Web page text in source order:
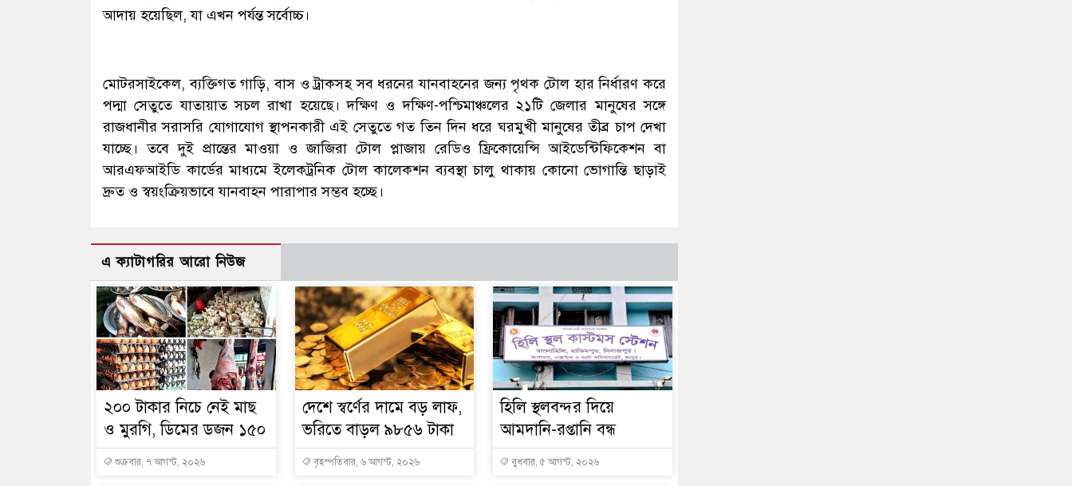
আদায় হয়েছিল, যা এখন পর্যন্ত সর্বোচ্চ।
মোটরসাইকেল, ব্যক্তিগত গাড়ি, বাস ও ট্রাকসহ সব ধরনের যানবাহনের জন্য পৃথক টোল হার নির্ধারণ করে
পদ্মা সেতুতে যাতায়াত সচল রাখা হয়েছে। দক্ষিণ ও দক্ষিণ-পশ্চিমাঞ্চলের ২১টি জেলার মানুষের সঙ্গে
রাজধানীর সরাসরি যোগাযোগ স্থাপনকারী এই সেতুতে গত তিন দিন ধরে ঘরমুখী মানুষের তীব্র চাপ দেখা
যাচ্ছে। তবে দুই প্রান্তের মাওয়া ও জাজিরা টোল প্লাজায় রেডিও ফ্রিকোয়েন্সি আইডেন্টিফিকেশন বা
আরএফআইডি কার্ডের মাধ্যমে ইলেকট্রনিক টোল কালেকশন ব্যবস্থা চালু থাকায় কোনো ভোগান্তি ছাড়াই
দ্রুত ও স্বয়ংক্রিয়ভাবে যানবাহন পারাপার সম্ভব হচ্ছে।
এ ক্যাটাগরির আরো নিউজ
২০০ টাকার নিচে নেই মাছ
ও মুরগি, ডিমের ডজন ১৫০
শুক্রবার, ৭ আগস্ট, ২০২৬
দেশে স্বর্ণের দামে বড় লাফ,
ভরিতে বাড়ল ৯৮৫৬ টাকা
বৃহস্পতিবার, ৬ আগস্ট, ২০২৬
হিলি স্থলবন্দর দিয়ে
আমদানি-রপ্তানি বন্ধ
বুধবার, ৫ আগস্ট, ২০২৬